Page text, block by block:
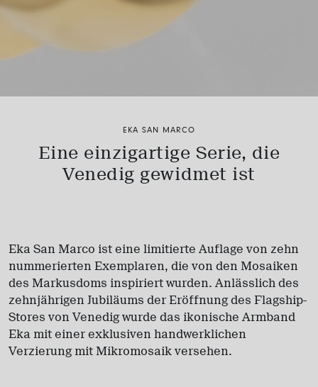
EKA SAN MARCO
Eine einzigartige Serie, die
Venedig gewidmet ist
Eka San Marco ist eine limitierte Auflage von zehn
nummerierten Exemplaren, die von den Mosaiken
des Markusdoms inspiriert wurden. Anlässlich des
zehnjährigen Jubiläums der Eröffnung des Flagship-
Stores von Venedig wurde das ikonische Armband
Eka mit einer exklusiven handwerklichen
Verzierung mit Mikromosaik versehen.